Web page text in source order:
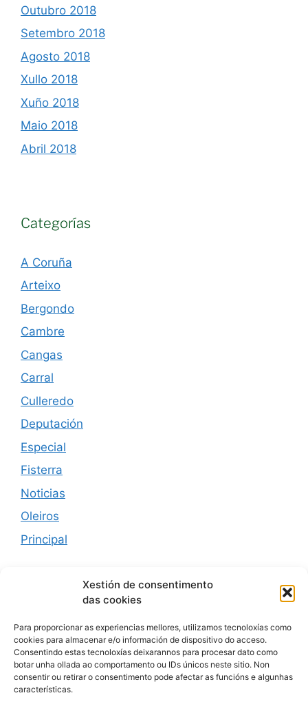
Xestión de consentimento
das cookies
Para proporcionar as experiencias mellores, utilizamos tecnoloxías como
cookies para almacenar e/o información de dispositivo do acceso.
Consentindo estas tecnoloxías deixarannos para procesar dato como
botar unha ollada ao comportamento ou IDs únicos neste sitio. Non
consentir ou retirar o consentimento pode afectar as funcións e algunhas
características.
Outubro 2018
Setembro 2018
Agosto 2018
Xullo 2018
Xuño 2018
Maio 2018
Abril 2018
Categorías
A Coruña
Arteixo
Bergondo
Cambre
Cangas
Carral
Culleredo
Deputación
Especial
Fisterra
Noticias
Oleiros
Principal
Iniciar sesión
Feed de entradas